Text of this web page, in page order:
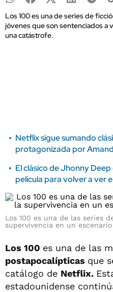
Los 100 es una de series de
jóvenes que son sentenciados a
una catástrofe.
Netflix sigue sumando
protagonizada por
El clásico de Jhonny
película para volver a ver
Los 100 es una de las series
supervivencia en un
Los 100 es una de las
postapocalípticas que
catálogo de Netflix.
estadounidense